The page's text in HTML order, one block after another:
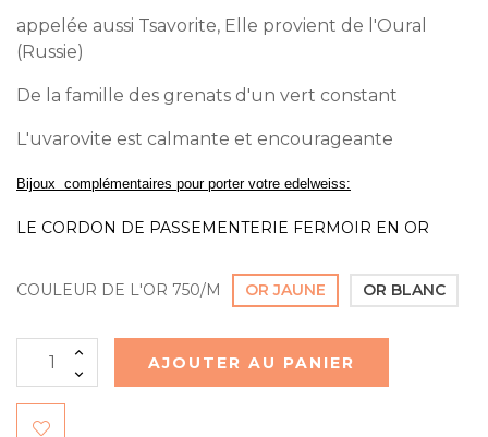
appelée aussi Tsavorite, Elle provient de l'Oural
(Russie)
De la famille des grenats d'un vert constant
L'uvarovite est calmante et encourageante
Bijoux complémentaires pour porter votre edelweiss:
LE CORDON DE PASSEMENTERIE FERMOIR EN OR
COULEUR DE L'OR 750/M OR JAUNE OR BLANC
AJOUTER AU PANIER